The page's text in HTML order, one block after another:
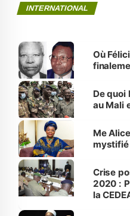
INTERNATIONAL
Où
De quoi
au Mali
Me
mystifié
Crise
2020 :
la